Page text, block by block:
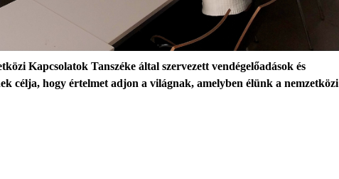
Kapcsolatok Tanszéke által szervezett vendégelőadások és
célja, hogy értelmet adjon a világnak, amelyben élünk a nemzetközi